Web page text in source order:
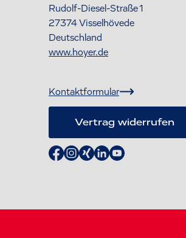
Rudolf-Diesel-Straße 1
27374Visselhövede
Deutschland
www.hoyer.de
Kontaktformular
Vertrag widerrufen